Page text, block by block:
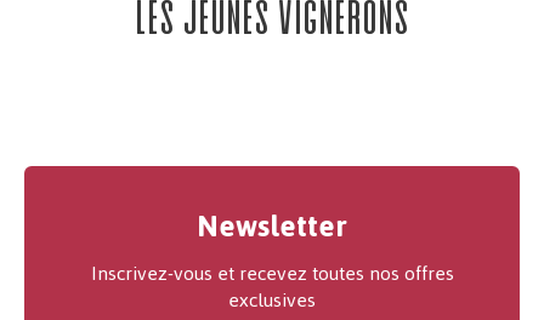
Les jeunes vignerons
Newsletter
Inscrivez-vous et recevez toutes nos offres
exclusives